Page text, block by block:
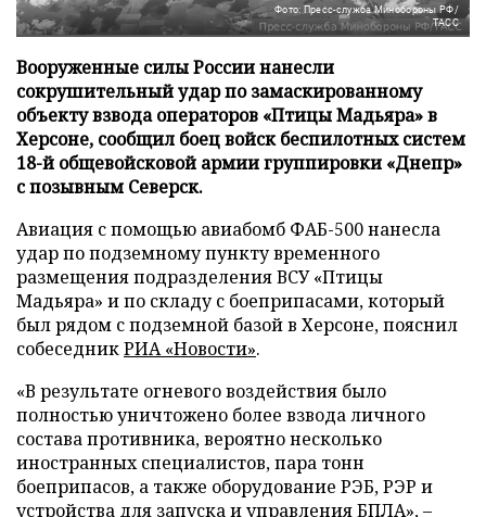
Фото: Пресс-служба Минобороны РФ/
ТАСС
Вооруженные силы России нанесли
сокрушительный удар по замаскированному
объекту взвода операторов «Птицы Мадьяра» в
Херсоне, сообщил боец войск беспилотных систем
18-й общевойсковой армии группировки «Днепр»
с позывным Северск.
Авиация с помощью авиабомб ФАБ-500 нанесла
удар по подземному пункту временного
размещения подразделения ВСУ «Птицы
Мадьяра» и по складу с боеприпасами, который
был рядом с подземной базой в Херсоне, пояснил
собеседникРИА «Новости».
«В результате огневого воздействия было
полностью уничтожено более взвода личного
состава противника, вероятно несколько
иностранных специалистов, пара тонн
боеприпасов, а также оборудование РЭБ, РЭР и
устройства для запуска и управления БПЛА», –